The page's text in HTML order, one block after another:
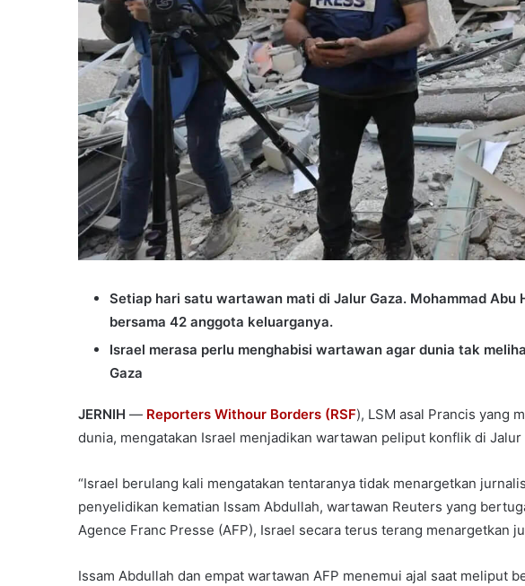
Setiap hari satu wartawan mati di Jalur Gaza. Mohammad
bersama 42 anggota keluarganya.
Israel merasa perlu menghabisi wartawan agar dunia tak
Gaza
JERNIH — Reporters Withour Borders (RSF), LSM asal Prancis yang
dunia, mengatakan Israel menjadikan wartawan peliput konflik di
“Israel berulang kali mengatakan tentaranya tidak menargetkan
penyelidikan kematian Issam Abdullah, wartawan Reuters yang
Agence Franc Presse (AFP), Israel secara terus terang menargetkan
Issam Abdullah dan empat wartawan AFP menemui ajal saat meliput